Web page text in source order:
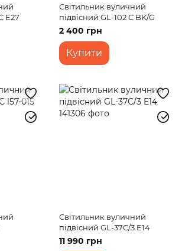
E27
Світильник вуличний
підвісний GL-102 C BK/G
2 400 грн
Купити
Світильник вуличний
підвісний GL-37C/3 E14
11 990 грн